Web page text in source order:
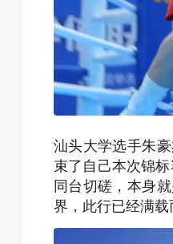
汕头大学选手朱
束了自己本次锦
同台切磋，本身
界，此行已经满